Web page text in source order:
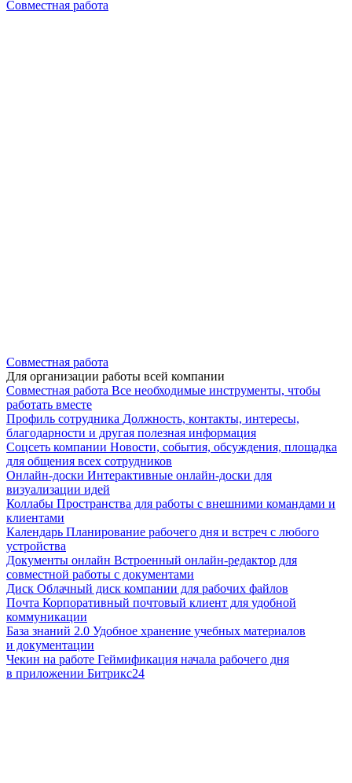
Совместная работа
Совместная работа
Для организации работы всей компании
Совместная работа Все необходимые инструменты, чтобы
работать вместе
Профиль сотрудника Должность, контакты, интересы,
благодарности и другая полезная информация
Соцсеть компании Новости, события, обсуждения, площадка
для общения всех сотрудников
Онлайн-доски Интерактивные онлайн-доски для
визуализации идей
Коллабы Пространства для работы с внешними командами и
клиентами
Календарь Планирование рабочего дня и встреч с любого
устройства
Документы онлайн Встроенный онлайн-редактор для
совместной работы с документами
Диск Облачный диск компании для рабочих файлов
Почта Корпоративный почтовый клиент для удобной
коммуникации
База знаний 2.0 Удобное хранение учебных материалов
и документации
Чекин на работе Геймификация начала рабочего дня
в приложении Битрикс24